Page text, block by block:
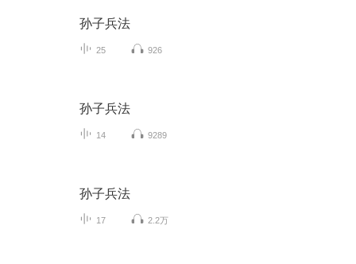
孙子兵法
25 926
孙子兵法
14 9289
孙子兵法
17 2.2万